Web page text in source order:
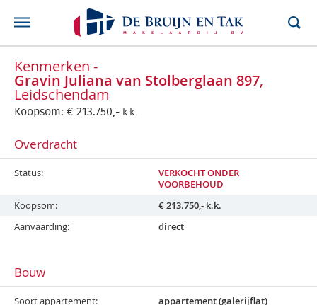
Kenmerken -
Gravin Juliana van Stolberglaan 897,
Leidschendam
Koopsom: € 213.750,- k.k.
Overdracht
Status
VERKOCHT ONDER
VOORBEHOUD
Koopsom
€213.750,- k.k.
Aanvaarding
direct
Bouw
Soort appartement
appartement (galerijflat)